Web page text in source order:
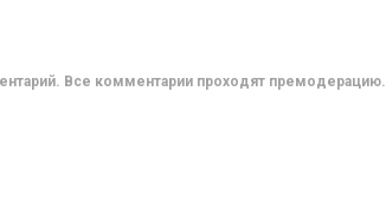
Все комментарии проходят премодерацию.